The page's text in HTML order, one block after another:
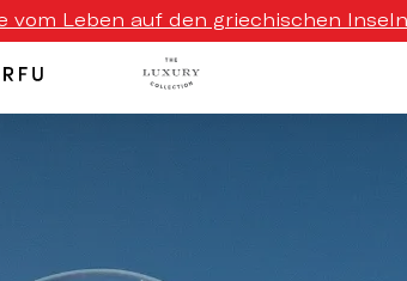
vom Leben auf den griechischen